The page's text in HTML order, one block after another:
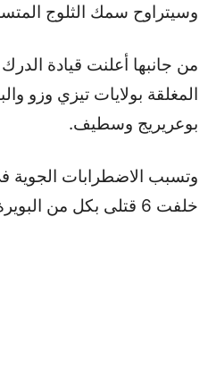
وسيتراوح سمك الثلوج المتساقطة
من جانبها أعلنت قيادة
المغلقة بولايات تيزي وزو
بوعريريج وسطيف.
وتسبب الاضطرابات الجوية
خلفت 6 قتلى بكل من البويرة وتيارت.